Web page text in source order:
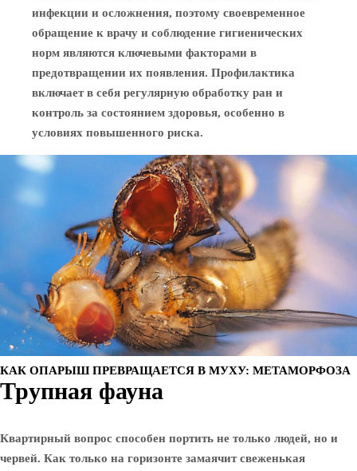
инфекции и осложнения, поэтому своевременное
обращение к врачу и соблюдение гигиенических
норм являются ключевыми факторами в
предотвращении их появления. Профилактика
включает в себя регулярную обработку ран и
контроль за состоянием здоровья, особенно в
условиях повышенного риска.
КАК ОПАРЫШ ПРЕВРАЩАЕТСЯ В МУХУ: МЕТАМОРФОЗА
Трупная фауна
Квартирный вопрос способен портить не только людей, но и
червей. Как только на горизонте замаячит свеженькая